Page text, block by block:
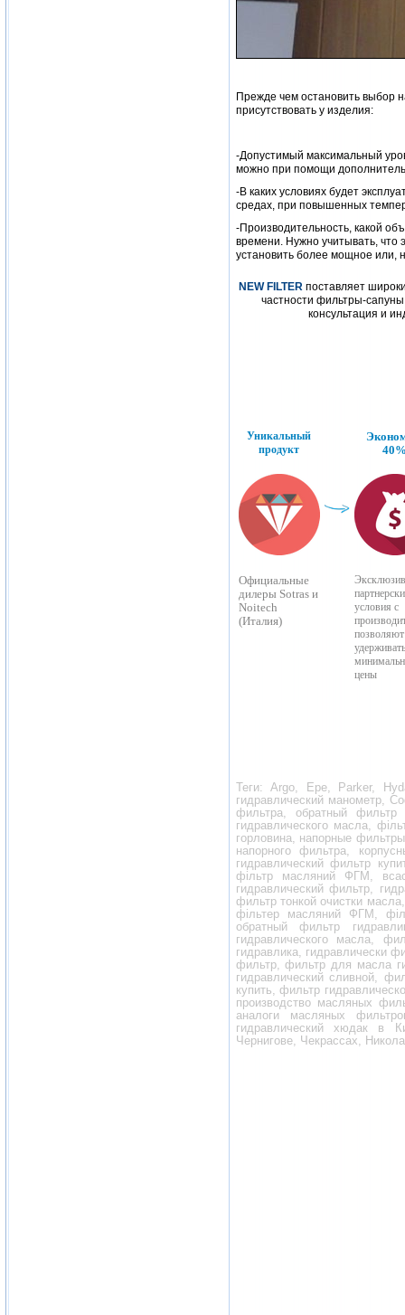
Прежде чем остановить выбор
присутствовать у изделия:
-Допустимый максимальный
можно при помощи
-В каких условиях будет
средах, при повышенных
-Производительность, какой
времени. Нужно учитывать, что
установить более мощное или,
NEW FILTERпоставляет
частности фильтры-
консультация и
Уникальный
продукт
Официальные
дилеры Sotras и
Noitech
(Италия)
условия с
позволяют
удерживать
цены
Теги:Argo, Epe, Parker, H
гидравлический манометр,
фильтра, обратный фильтр
гидравлического масла,
горловина, напорные
напорного фильтра,
гидравлический фильтр
фільтр масляний ФГМ,
гидравлический фильтр,
фильтр тонкой очистки
фільтер масляний ФГМ,
обратный фильтр
гидравлического масла,
гидравлика, гидравлически
фильтр, фильтр для масла
гидравлический сливной,
купить, фильтр
производство масляных
аналоги масляных
гидравлический хюдак в
Чернигове, Чекрассах,